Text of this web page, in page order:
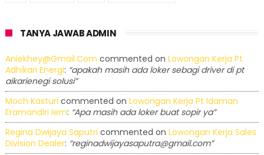
TANYA JAWAB ADMIN
Aniekhey@gmail.com commented on Lowongan Kerja Pt
Adhikari Energi: “apakah masih ada loker sebagi driver di pt
aikarienegi solusi”
Moch Kasturi commented on Lowongan Kerja Pt Idaman
Eramandiri Iem: “Apa masih ada loker buat sopir ya”
Regina Dwijaya Saputri commented on Lowongan Kerja Sales
Division Dealer: “reginadwijayasaputra@gmail.com”